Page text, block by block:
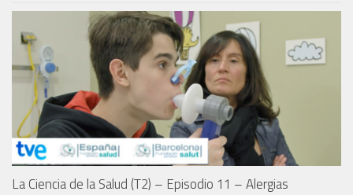
La Ciencia de la Salud (T2) – Episodio 11 – Alergias